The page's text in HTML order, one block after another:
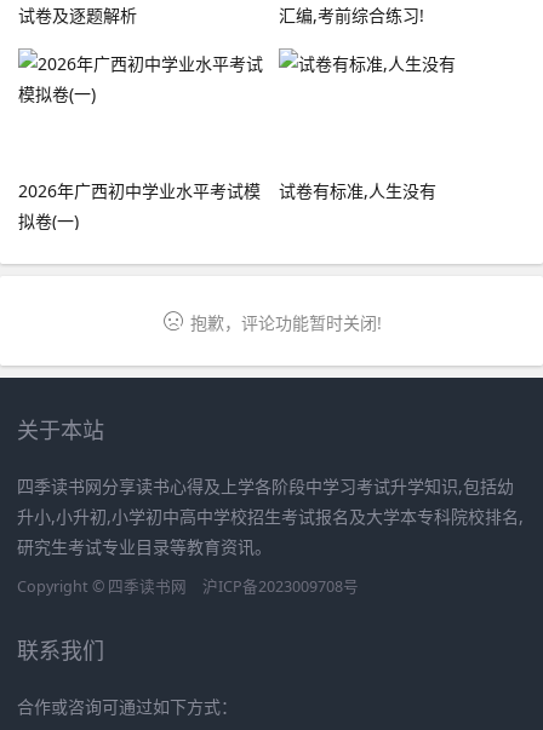
试卷及逐题解析
汇编,考前综合练习!
2026年广西初中学业水平考试模
拟卷(一)
试卷有标准,人生没有
抱歉，评论功能暂时关闭!
关于本站
四季读书网分享读书心得及上学各阶段中学习考试升学知识,包括幼
升小,小升初,小学初中高中学校招生考试报名及大学本专科院校排名,
研究生考试专业目录等教育资讯。
Copyright © 四季读书网 沪ICP备2023009708号
联系我们
合作或咨询可通过如下方式：